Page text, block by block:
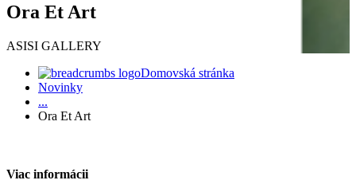
Ora Et Art
ASISI GALLERY
Domovská stránka
Novinky
...
Ora Et Art
Viac informácii